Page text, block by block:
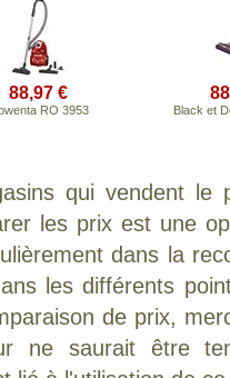
88,97 €
RO 3953 Black et
qui vendent le
les prix est une
dans la
les différents
de prix,
ne saurait être